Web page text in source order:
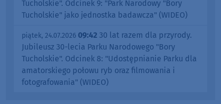
Tucholskie". Odcinek 9: "Park Narodowy "Bory
Tucholskie" jako jednostka badawcza" (WIDEO)
piątek, 24.07.2026 09:42 30 lat razem dla przyrody.
Jubileusz 30-lecia Parku Narodowego "Bory
Tucholskie". Odcinek 8: "Udostępnianie Parku dla
amatorskiego połowu ryb oraz filmowania i
fotografowania" (WIDEO)